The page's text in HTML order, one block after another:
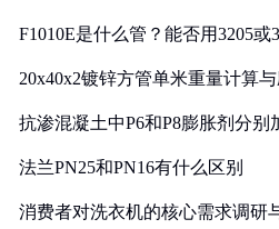
F1010E是什么管？能否用3205或
20x40x2镀锌方管单米重量计算
抗渗混凝土中P6和P8膨胀剂分别
法兰PN25和PN16有什么区别
消费者对洗衣机的核心需求调研